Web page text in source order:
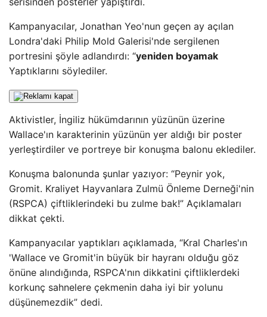
Kampanyacılar, Jonathan Yeo'nun geçen ay açılan
Londra'daki Philip Mold Galerisi'nde sergilenen
portresini şöyle adlandırdı: “yeniden boyamak
Yaptıklarını söylediler.
Aktivistler, İngiliz hükümdarının yüzünün üzerine
Wallace'ın karakterinin yüzünün yer aldığı bir poster
yerleştirdiler ve portreye bir konuşma balonu eklediler.
Konuşma balonunda şunlar yazıyor: “Peynir yok,
Gromit. Kraliyet Hayvanlara Zulmü Önleme Derneği'nin
(RSPCA) çiftliklerindeki bu zulme bak!” Açıklamaları
dikkat çekti.
Kampanyacılar yaptıkları açıklamada, “Kral Charles'ın
'Wallace ve Gromit'in büyük bir hayranı olduğu göz
önüne alındığında, RSPCA'nın dikkatini çiftliklerdeki
korkunç sahnelere çekmenin daha iyi bir yolunu
düşünemezdik” dedi.